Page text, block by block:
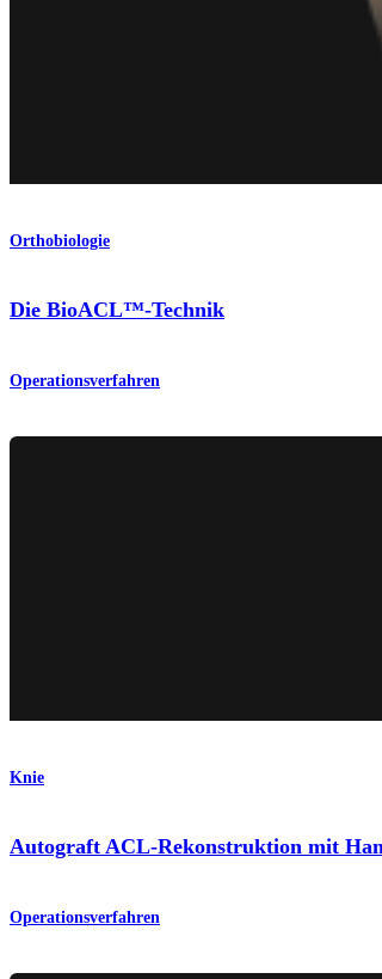
Orthobiologie
Die BioACL™-Technik
Operationsverfahren
Knie
Autograft ACL-Rekonstruktion mit
Operationsverfahren